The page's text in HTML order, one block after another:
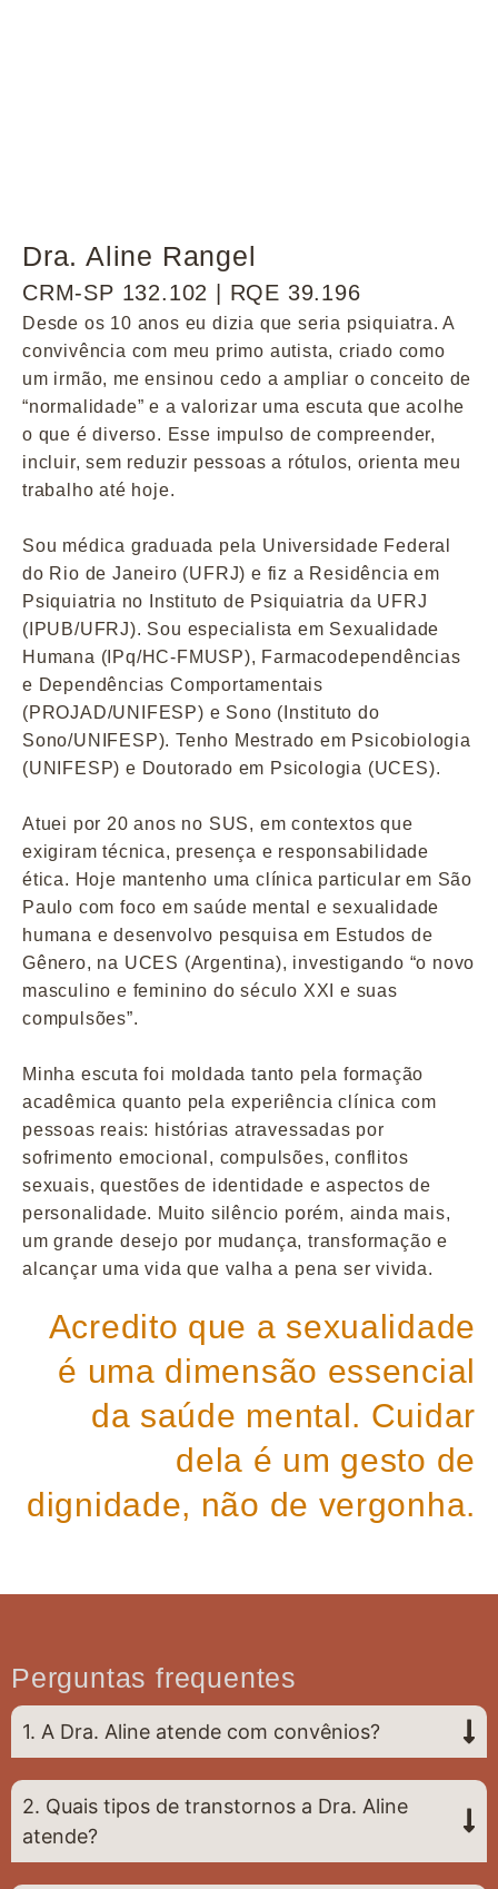
Dra. Aline Rangel
CRM-SP 132.102 | RQE 39.196
Desde os 10 anos eu dizia que seria psiquiatra. A
convivência com meu primo autista, criado como
um irmão, me ensinou cedo a ampliar o conceito de
“normalidade” e a valorizar uma escuta que acolhe
o que é diverso. Esse impulso de compreender,
incluir, sem reduzir pessoas a rótulos, orienta meu
trabalho até hoje.
Sou médica graduada pela Universidade Federal
do Rio de Janeiro (UFRJ) e fiz a Residência em
Psiquiatria no Instituto de Psiquiatria da UFRJ
(IPUB/UFRJ). Sou especialista em Sexualidade
Humana (IPq/HC-FMUSP), Farmacodependências
e Dependências Comportamentais
(PROJAD/UNIFESP) e Sono (Instituto do
Sono/UNIFESP). Tenho Mestrado em Psicobiologia
(UNIFESP) e Doutorado em Psicologia (UCES).
Atuei por 20 anos no SUS, em contextos que
exigiram técnica, presença e responsabilidade
ética. Hoje mantenho uma clínica particular em São
Paulo com foco em saúde mental e sexualidade
humana e desenvolvo pesquisa em Estudos de
Gênero, na UCES (Argentina), investigando “o novo
masculino e feminino do século XXI e suas
compulsões”.
Minha escuta foi moldada tanto pela formação
acadêmica quanto pela experiência clínica com
pessoas reais: histórias atravessadas por
sofrimento emocional, compulsões, conflitos
sexuais, questões de identidade e aspectos de
personalidade. Muito silêncio porém, ainda mais,
um grande desejo por mudança, transformação e
alcançar uma vida que valha a pena ser vivida.
Acredito que a sexualidade
é uma dimensão essencial
da saúde mental. Cuidar
dela é um gesto de
dignidade, não de vergonha.
Perguntas frequentes
1. A Dra. Aline atende com convênios?
2. Quais tipos de transtornos a Dra. Aline
atende?